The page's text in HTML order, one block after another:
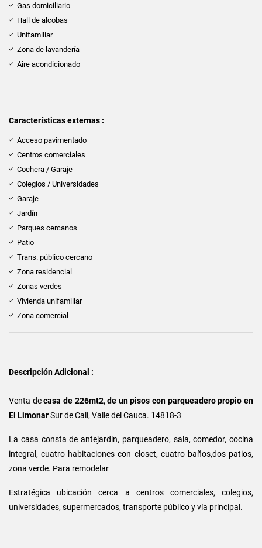
Gas domiciliario
Hall de alcobas
Unifamiliar
Zona de lavandería
Aire acondicionado
Características externas :
Acceso pavimentado
Centros comerciales
Cochera / Garaje
Colegios / Universidades
Garaje
Jardín
Parques cercanos
Patio
Trans. público cercano
Zona residencial
Zonas verdes
Vivienda unifamiliar
Zona comercial
Descripción Adicional :
Venta decasa de 226mt2, de un pisos con parqueadero propio en
El LimonarSur de Cali, Valle del Cauca. 14818-3
La casa consta de antejardin, parqueadero, sala, comedor, cocina
integral, cuatro habitaciones con closet, cuatro baños,dos patios,
zona verde. Para remodelar
Estratégica ubicación cerca a centros comerciales, colegios,
universidades, supermercados, transporte público y vía principal.